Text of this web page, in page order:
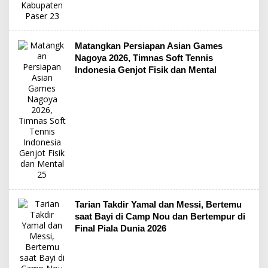
Matangkan Persiapan Asian Games
Nagoya 2026, Timnas Soft Tennis
Indonesia Genjot Fisik dan Mental
Tarian Takdir Yamal dan Messi, Bertemu
saat Bayi di Camp Nou dan Bertempur di
Final Piala Dunia 2026